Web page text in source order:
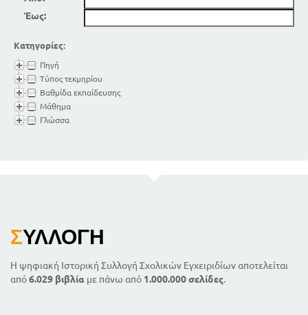
Έως:
Κατηγορίες:
Πηγή
Τύπος τεκμηρίου
Βαθμίδα εκπαίδευσης
Μάθημα
Γλώσσα
ΣΥΛΛΟΓΉ
Η ψηφιακή Ιστορική Συλλογή Σχολικών Εγχειριδίων αποτελείται
από6.029 βιβλία με πάνω από 1.000.000 σελίδες.